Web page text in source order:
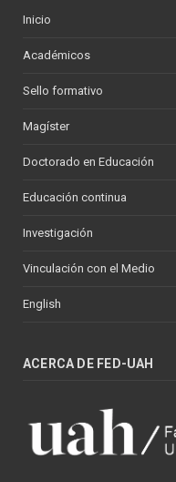
Inicio
Académicos
Sello formativo
Magíster
Doctorado en Educación
Educación continua
Investigación
Vinculación con el Medio
English
ACERCA DE FED-UAH